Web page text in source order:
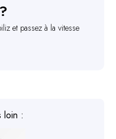
et passez à la vitesse
loin :